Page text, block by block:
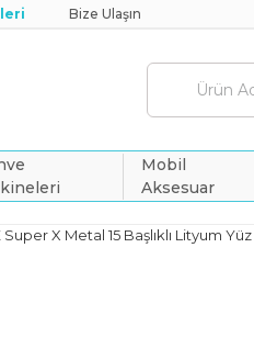
Bize Ulaşın
Mobil
Aksesuar